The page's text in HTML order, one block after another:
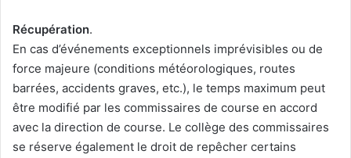
Récupération.
En cas d’événements exceptionnels imprévisibles ou de
force majeure (conditions météorologiques, routes
barrées, accidents graves, etc.), le temps maximum peut
être modifié par les commissaires de course en accord
avec la direction de course. Le collège des commissaires
se réserve également le droit de repêcher certains